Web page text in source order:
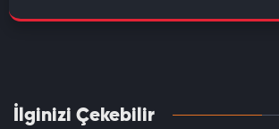
İlginizi Çekebilir